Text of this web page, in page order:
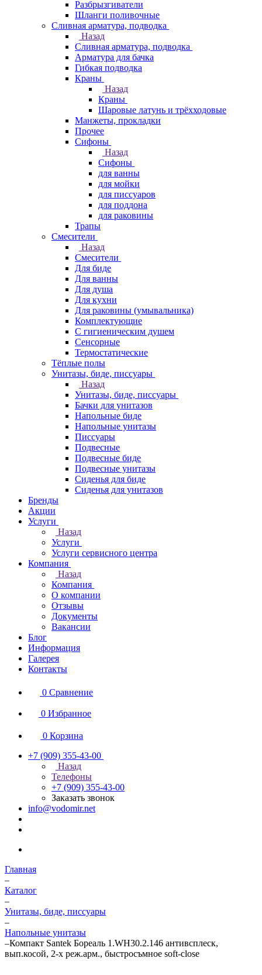
Разбрызгиватели
Шланги поливочные
Сливная арматура, подводка
Назад
Сливная арматура, подводка
Арматура для бачка
Гибкая подводка
Краны
Назад
Краны
Шаровые латунь и трёхходовые
Манжеты, прокладки
Прочее
Сифоны
Назад
Сифоны
для ванны
для мойки
для писсуаров
для поддона
для раковины
Трапы
Смесители
Назад
Смесители
Для биде
Для ванны
Для душа
Для кухни
Для раковины (умывальника)
Комплектующие
С гигиеническим душем
Сенсорные
Термостатические
Тёплые полы
Унитазы, биде, писсуары
Назад
Унитазы, биде, писсуары
Бачки для унитазов
Напольные биде
Напольные унитазы
Писсуары
Подвесные
Подвесные биде
Подвесные унитазы
Сиденья для биде
Сиденья для унитазов
Бренды
Акции
Услуги
Назад
Услуги
Услуги сервисного центра
Компания
Назад
Компания
О компании
Отзывы
Документы
Вакансии
Блог
Информация
Галерея
Контакты
0 Сравнение
0 Избранное
0 Корзина
+7 (909) 355-43-00
Назад
Телефоны
+7 (909) 355-43-00
Заказать звонок
info@vodomir.net
Главная
–
Каталог
–
Унитазы, биде, писсуары
–
Напольные унитазы
–Компакт Santek Бореаль 1.WH30.2.146 антивсплеск,
вып.косой, 2-х реж.арм., быстросъмное soft-close